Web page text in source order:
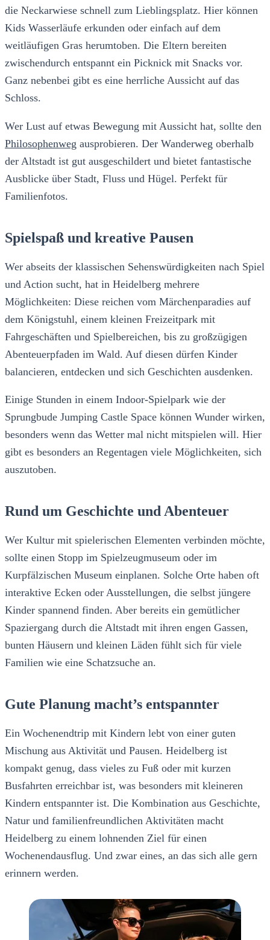
die Neckarwiese schnell zum Lieblingsplatz. Hier können
Kids Wasserläufe erkunden oder einfach auf dem
weitläufigen Gras herumtoben. Die Eltern bereiten
zwischendurch entspannt ein Picknick mit Snacks vor.
Ganz nebenbei gibt es eine herrliche Aussicht auf das
Schloss.
Wer Lust auf etwas Bewegung mit Aussicht hat, sollte den
Philosophenweg ausprobieren. Der Wanderweg oberhalb
der Altstadt ist gut ausgeschildert und bietet fantastische
Ausblicke über Stadt, Fluss und Hügel. Perfekt für
Familienfotos.
Spielspaß und kreative Pausen
Wer abseits der klassischen Sehenswürdigkeiten nach Spiel
und Action sucht, hat in Heidelberg mehrere
Möglichkeiten: Diese reichen vom Märchenparadies auf
dem Königstuhl, einem kleinen Freizeitpark mit
Fahrgeschäften und Spielbereichen, bis zu großzügigen
Abenteuerpfaden im Wald. Auf diesen dürfen Kinder
balancieren, entdecken und sich Geschichten ausdenken.
Einige Stunden in einem Indoor-Spielpark wie der
Sprungbude Jumping Castle Space können Wunder wirken,
besonders wenn das Wetter mal nicht mitspielen will. Hier
gibt es besonders an Regentagen viele Möglichkeiten, sich
auszutoben.
Rund um Geschichte und Abenteuer
Wer Kultur mit spielerischen Elementen verbinden möchte,
sollte einen Stopp im Spielzeugmuseum oder im
Kurpfälzischen Museum einplanen. Solche Orte haben oft
interaktive Ecken oder Ausstellungen, die selbst jüngere
Kinder spannend finden. Aber bereits ein gemütlicher
Spaziergang durch die Altstadt mit ihren engen Gassen,
bunten Häusern und kleinen Läden fühlt sich für viele
Familien wie eine Schatzsuche an.
Gute Planung macht’s entspannter
Ein Wochenendtrip mit Kindern lebt von einer guten
Mischung aus Aktivität und Pausen. Heidelberg ist
kompakt genug, dass vieles zu Fuß oder mit kurzen
Busfahrten erreichbar ist, was besonders mit kleineren
Kindern entspannter ist. Die Kombination aus Geschichte,
Natur und familienfreundlichen Aktivitäten macht
Heidelberg zu einem lohnenden Ziel für einen
Wochenendausflug. Und zwar eines, an das sich alle gern
erinnern werden.